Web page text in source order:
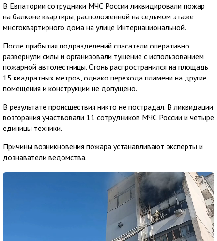
В Евпатории сотрудники МЧС России ликвидировали пожар
на балконе квартиры, расположенной на седьмом этаже
многоквартирного дома на улице Интернациональной.
После прибытия подразделений спасатели оперативно
развернули силы и организовали тушение с использованием
пожарной автолестницы. Огонь распространился на площадь
15 квадратных метров, однако перехода пламени на другие
помещения и конструкции не допущено.
В результате происшествия никто не пострадал. В ликвидации
возгорания участвовали 11 сотрудников МЧС России и четыре
единицы техники.
Причины возникновения пожара устанавливают эксперты и
дознаватели ведомства.